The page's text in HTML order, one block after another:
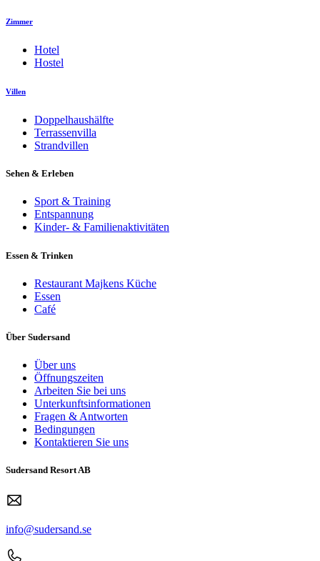
Zimmer
Hotel
Hostel
Villen
Doppelhaushälfte
Terrassenvilla
Strandvillen
Sehen & Erleben
Sport & Training
Entspannung
Kinder- & Familienaktivitäten
Essen & Trinken
Restaurant Majkens Küche
Essen
Café
Über Sudersand
Über uns
Öffnungszeiten
Arbeiten Sie bei uns
Unterkunftsinformationen
Fragen & Antworten
Bedingungen
Kontaktieren Sie uns
Sudersand Resort AB
info@sudersand.se